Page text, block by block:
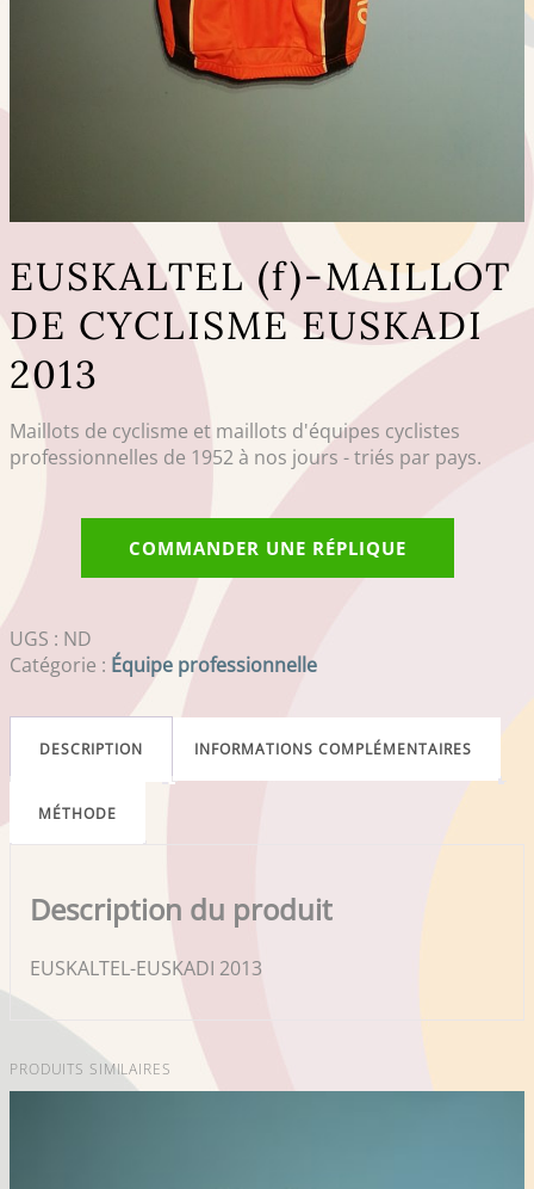
EUSKALTEL (f)-MAILLOT
DE CYCLISME EUSKADI
2013
Maillots de cyclisme et maillots d'équipes cyclistes
professionnelles de 1952 à nos jours - triés par pays.
COMMANDER UNE RÉPLIQUE
UGS : ND
Catégorie : Équipe professionnelle
DESCRIPTION INFORMATIONS COMPLÉMENTAIRES
MÉTHODE
Description du produit
EUSKALTEL-EUSKADI 2013
PRODUITS SIMILAIRES